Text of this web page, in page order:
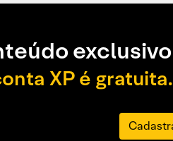
XP é